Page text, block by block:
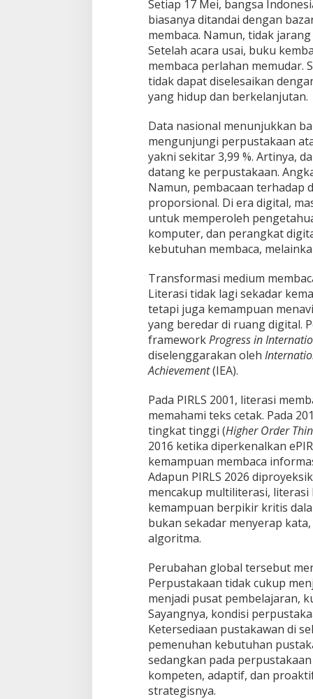
Setiap 17 Mei, bangsa
biasanya ditandai dengan
membaca. Namun, tidak
Setelah acara usai, buku
membaca perlahan memudar.
tidak dapat diselesaikan
yang hidup dan berkelanjutan.
Data nasional menunjukkan
mengunjungi perpustakaan
yakni sekitar 3,99 %. Artinya,
datang ke perpustakaan.
Namun, pembacaan terhadap
proporsional. Di era digital,
untuk memperoleh
komputer, dan perangkat
kebutuhan membaca,
Transformasi medium
Literasi tidak lagi sekadar
tetapi juga kemampuan
yang beredar di ruang digital.
frameworkProgress in
diselenggarakan oleh
Achievement(IEA).
Pada PIRLS 2001, literasi
memahami teks cetak. Pada
tingkat tinggi (Higher Order
2016 ketika diperkenalkan
kemampuan membaca
Adapun PIRLS 2026
mencakup multiliterasi,
kemampuan berpikir kritis
bukan sekadar menyerap
algoritma.
Perubahan global tersebut
Perpustakaan tidak cukup
menjadi pusat pembelajaran,
Sayangnya, kondisi
Ketersediaan pustakawan di
pemenuhan kebutuhan
sedangkan pada
kompeten, adaptif, dan
strategisnya.